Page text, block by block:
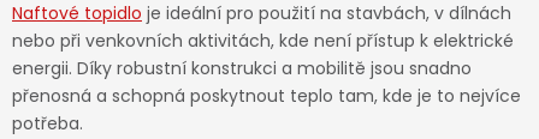
Dětská hřiště
Naftové topidlo je ideální pro použití na stavbách, v dílnách
nebo při venkovních aktivitách, kde není přístup k elektrické
energii. Díky robustní konstrukci a mobilitě jsou snadno
přenosná a schopná poskytnout teplo tam, kde je to nejvíce
potřeba.